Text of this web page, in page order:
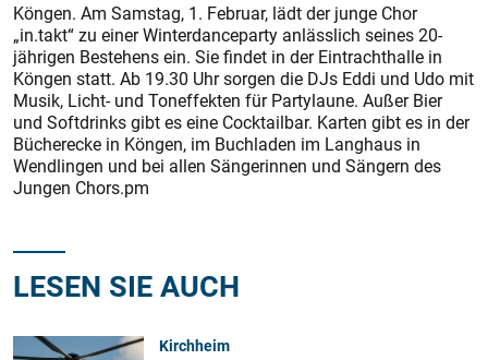
Köngen. Am Samstag, 1. Februar, lädt der junge Chor
„in.takt“ zu einer Winterdanceparty anlässlich seines 20-
jährigen Bestehens ein. Sie findet in der Eintrachthalle in
Köngen statt. Ab 19.30 Uhr sorgen die DJs Eddi und Udo mit
Musik, Licht- und Toneffekten für Partylaune. Außer Bier
und Softdrinks gibt es eine Cocktailbar. Karten gibt es in der
Bücherecke in Köngen, im Buchladen im Langhaus in
Wendlingen und bei allen Sängerinnen und Sängern des
Jungen Chors.pm
LESEN SIE AUCH
Kirchheim